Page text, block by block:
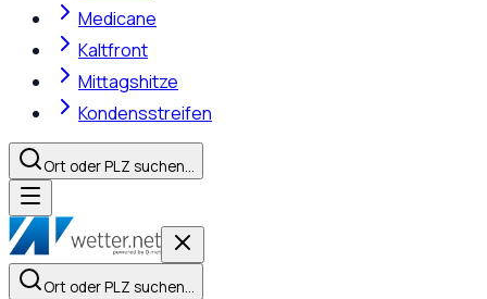
Medicane
Kaltfront
Mittagshitze
Kondensstreifen
Ort oder PLZ suchen…
Ort oder PLZ suchen…